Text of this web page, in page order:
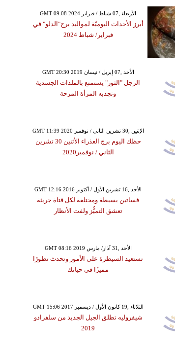
GMT 09:08 2024 الأربعاء ,07 شباط / فبراير
أبرز الأحداث اليوميّة لمواليد برج"الدلو" في
فبراير/ شباط 2024
GMT 20:30 2019 الأحد ,07 إبريل / نيسان
الرجل "الثور" يستمتع بالملذات الجسدية
وتجذبه المرأة المرحة
GMT 11:39 2020 الإثنين ,30 تشرين الثاني / نوفمبر
حظك اليوم برج العذراء الأثنين 30 تشرين
الثاني / نوفمبر2020
GMT 12:16 2016 الأحد ,16 تشرين الأول / أكتوبر
فساتين بسيطة ومختلفة لكل فتاة جريئة
تعشق التميُّز ولفت الأنظار
GMT 08:16 2019 الأحد ,31 آذار/ مارس
تستعيد السيطرة على الأمور وتحدث تطورًا
مميزًا في حياتك
GMT 15:06 2017 الثلاثاء ,19 كانون الأول / ديسمبر
شيفروليه تطلق الجيل الجديد من سلفرادو
2019